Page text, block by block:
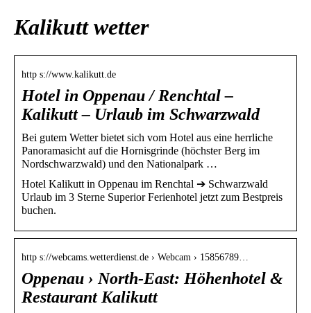
Kalikutt wetter
http s://www.kalikutt.de
Hotel in Oppenau / Renchtal –
Kalikutt – Urlaub im Schwarzwald
Bei gutem Wetter bietet sich vom Hotel aus eine herrliche
Panoramasicht auf die Hornisgrinde (höchster Berg im
Nordschwarzwald) und den Nationalpark …
Hotel Kalikutt in Oppenau im Renchtal ➔ Schwarzwald
Urlaub im 3 Sterne Superior Ferienhotel jetzt zum Bestpreis
buchen.
http s://webcams.wetterdienst.de › Webcam › 15856789…
Oppenau › North-East: Höhenhotel &
Restaurant Kalikutt